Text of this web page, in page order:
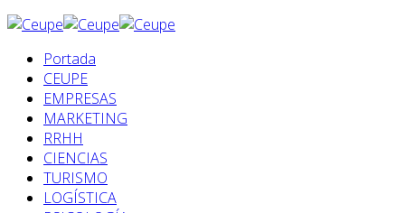
Portada
CEUPE
EMPRESAS
MARKETING
RRHH
CIENCIAS
TURISMO
LOGÍSTICA